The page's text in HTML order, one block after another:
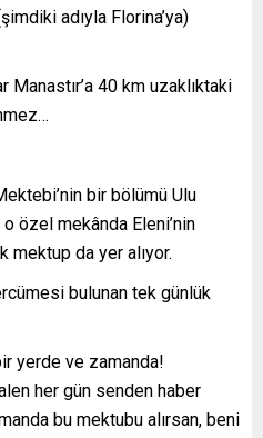
adıyla Florina’ya)
Manastır’a 40 km uzaklıktaki
bir bölümü Ulu
o özel mekânda Eleni’nin
mektup da yer alıyor.
bulunan tek günlük
yerde ve zamanda!
her gün senden haber
bu mektubu alırsan, beni